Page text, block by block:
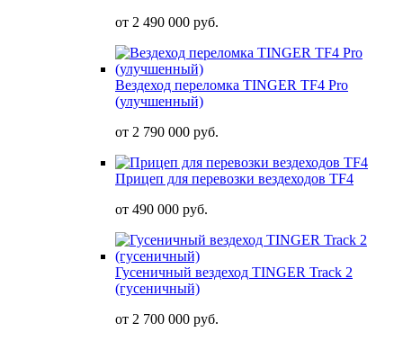
от 2 490 000 руб.
Вездеход переломка TINGER TF4 Pro
(улучшенный)
от 2 790 000 руб.
Прицеп для перевозки вездеходов TF4
от 490 000 руб.
Гусеничный вездеход TINGER Track 2
(гусеничный)
от 2 700 000 руб.